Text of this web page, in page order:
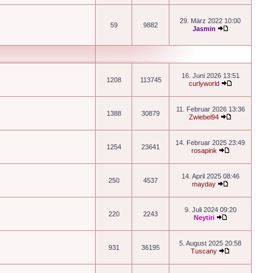
59 9882
29. März 2022 10:00
Jasmin
1208 113745
16. Juni 2026 13:51
curlyworld
1388 30879
11. Februar 2026 13:36
Zwiebel94
1254 23641
14. Februar 2025 23:49
rosapink
250 4537
14. April 2025 08:46
mayday
220 2243
9. Juli 2024 09:20
Neytiri
931 36195
5. August 2025 20:58
Tuscany